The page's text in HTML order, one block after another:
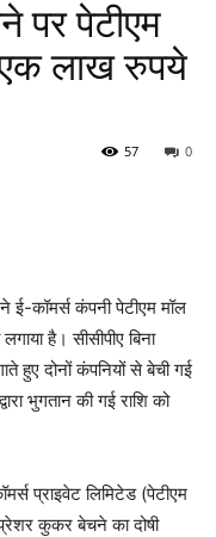
पर पेटीएम
लाख रुपये
0
57
ई-कॉमर्स कंपनी पेटीएम मॉल
है। सीसीपीए बिना
हुए दोनों कंपनियों से बेची गई
भुगतान की गई राशि को
प्राइवेट लिमिटेड (पेटीएम
कुकर बेचने का दोषी